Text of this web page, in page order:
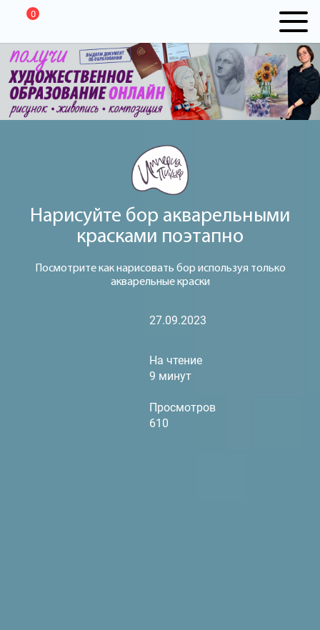
0
Нарисуйте бор акварельными
красками поэтапно
Посмотрите как нарисовать бор используя только
акварельные краски
27.09.2023
На чтение
9 минут
Просмотров
610